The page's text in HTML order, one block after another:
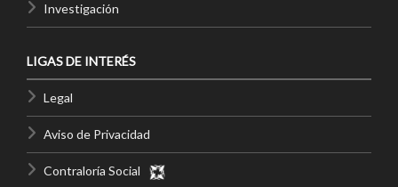
Investigación
LIGAS DE INTERÉS
Legal
Aviso de Privacidad
Contraloría Social